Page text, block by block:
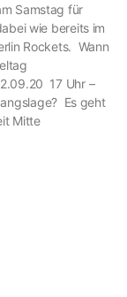
Samstag für
wie bereits im
Rockets. Wann
17 Uhr –
Es geht
Mitte